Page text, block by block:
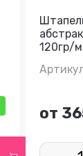
120гр/
от